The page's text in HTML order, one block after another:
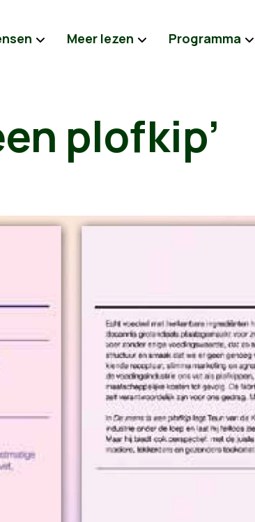
Meer lezen Programma
plofkip’